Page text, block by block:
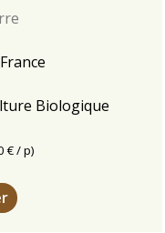
Biologique
€/ p)